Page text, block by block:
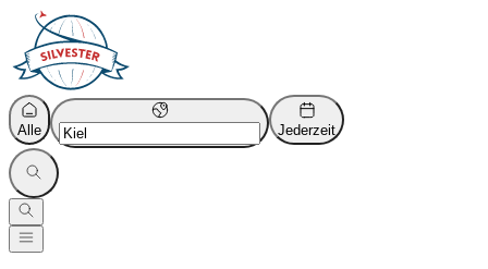
Alle Jederzeit